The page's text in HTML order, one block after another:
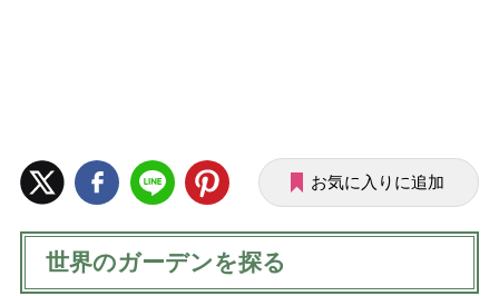
お気に入りに追加
世界のガーデンを探る